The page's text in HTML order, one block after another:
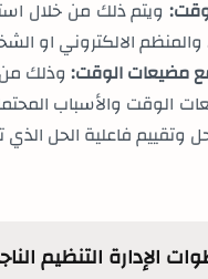
ويتم ذلك من خلال
والمنظم الالكتروني
مضيعات الوقت: وذلك من
الوقت والأسباب
وتقييم فاعلية الحل الذي